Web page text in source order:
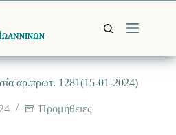
αρ.πρωτ. 1281(15-01-2024)
Προμήθειες